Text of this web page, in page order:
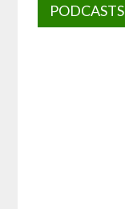
PODCASTS